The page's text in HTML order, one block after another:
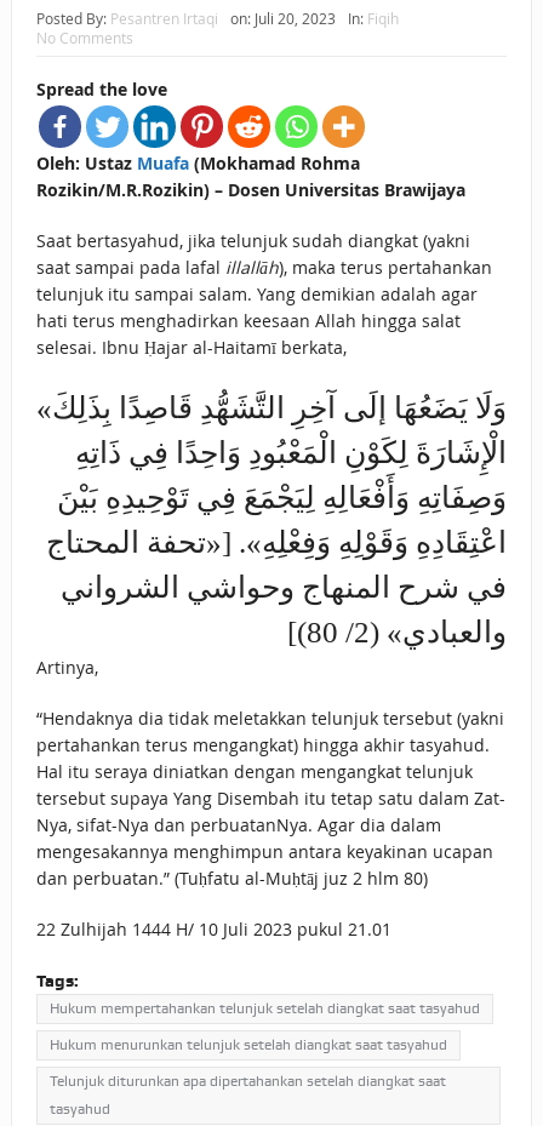
Posted By: Pesantren Irtaqi on: Juli 20, 2023 In: Fiqih
No Comments
Spread the love
Oleh: Ustaz Muafa(Mokhamad Rohma
Rozikin/M.R.Rozikin) – Dosen Universitas Brawijaya
Saat bertasyahud, jika telunjuk sudah diangkat (yakni
saat sampai pada lafal illallāh), maka terus pertahankan
telunjuk itu sampai salam. Yang demikian adalah agar
hati terus menghadirkan keesaan Allah hingga salat
selesai. Ibnu Ḥajar al-Haitamī berkata,
«وَلَا يَضَعُهَا إلَى آخِرِ التَّشَهُّدِ قَاصِدًا بِذَلِكَ
الْإِشَارَةَ لِكَوْنِ الْمَعْبُودِ وَاحِدًا فِي ذَاتِهِ
وَصِفَاتِهِ وَأَفْعَالِهِ لِيَجْمَعَ فِي تَوْحِيدِهِ بَيْنَ
اعْتِقَادِهِ وَقَوْلِهِ وَفِعْلِهِ». [«تحفة المحتاج
في شرح المنهاج وحواشي الشرواني
والعبادي» (2/ 80)]
Artinya,
“Hendaknya dia tidak meletakkan telunjuk tersebut (yakni
pertahankan terus mengangkat) hingga akhir tasyahud.
Hal itu seraya diniatkan dengan mengangkat telunjuk
tersebut supaya Yang Disembah itu tetap satu dalam Zat-
Nya, sifat-Nya dan perbuatanNya. Agar dia dalam
mengesakannya menghimpun antara keyakinan ucapan
dan perbuatan.” (Tuḥfatu al-Muḥtāj juz 2 hlm 80)
22 Zulhijah 1444 H/ 10 Juli 2023 pukul 21.01
Tags:
Hukum mempertahankan telunjuk setelah diangkat saat tasyahud
Hukum menurunkan telunjuk setelah diangkat saat tasyahud
Telunjuk diturunkan apa dipertahankan setelah diangkat saat
tasyahud